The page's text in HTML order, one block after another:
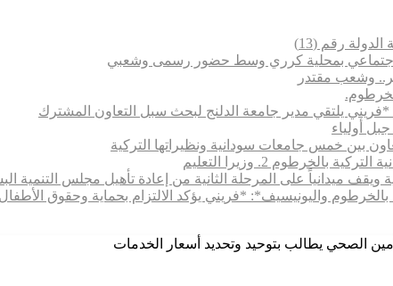
رقم (13)
الاجتماعي بمحلية كرري وسط حضور رسمى وشعبي
وشعب مقتدر
يلتقي مدير جامعة الدلنج لبحث سبل التعاون المشترك
تعاون بين خمس جامعات سودانية ونظيراتها التركية
2. وزيرا التعليم
ميدانياً على المرحلة الثانية من إعادة تأهيل مجلس التنمية
بالخرطوم واليونيسيف*: *​فريني يؤكد الالتزام بحماية وحقوق
الصحي يطالب بتوحيد وتحديد أسعار الخدمات